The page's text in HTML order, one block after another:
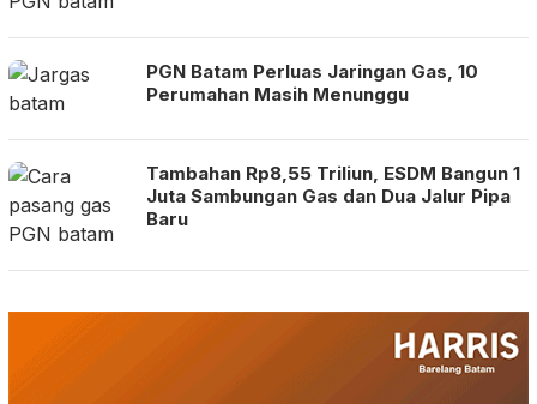
PGN Batam Perluas Jaringan Gas, 10
Perumahan Masih Menunggu
Tambahan Rp8,55 Triliun, ESDM Bangun 1
Juta Sambungan Gas dan Dua Jalur Pipa
Baru